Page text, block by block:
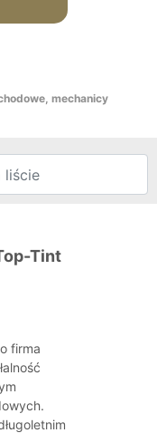
mechanicy
Tint
firma